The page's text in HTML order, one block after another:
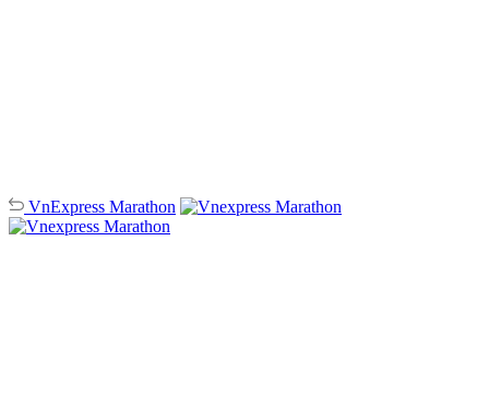
VnExpress Marathon